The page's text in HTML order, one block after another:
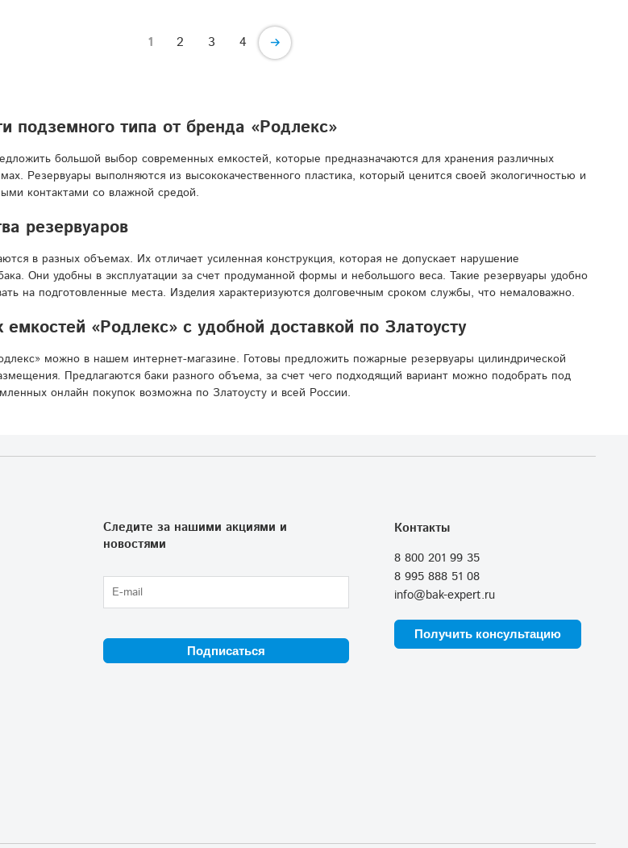
1 2 3 4
подземного типа от бренда «Родлекс»
большой выбор современных емкостей, которые предназначаются для хранения различных
Резервуары выполняются из высококачественного пластика, который ценится своей экологичностью и
контактами со влажной средой.
резервуаров
в разных объемах. Их отличает усиленная конструкция, которая не допускает нарушение
Они удобны в эксплуатации за счет продуманной формы и небольшого веса. Такие резервуары удобно
на подготовленные места. Изделия характеризуются долговечным сроком службы, что немаловажно.
«Родлекс» с удобной доставкой по Златоусту
можно в нашем интернет-магазине. Готовы предложить пожарные резервуары цилиндрической
Предлагаются баки разного объема, за счет чего подходящий вариант можно подобрать под
онлайн покупок возможна по Златоусту и всей России.
Контакты
8 800 201 99 35
8 995 888 51 08
info@bak-expert.ru
Получить консультацию
Следите за нашими акциями и
новостями
Подписаться